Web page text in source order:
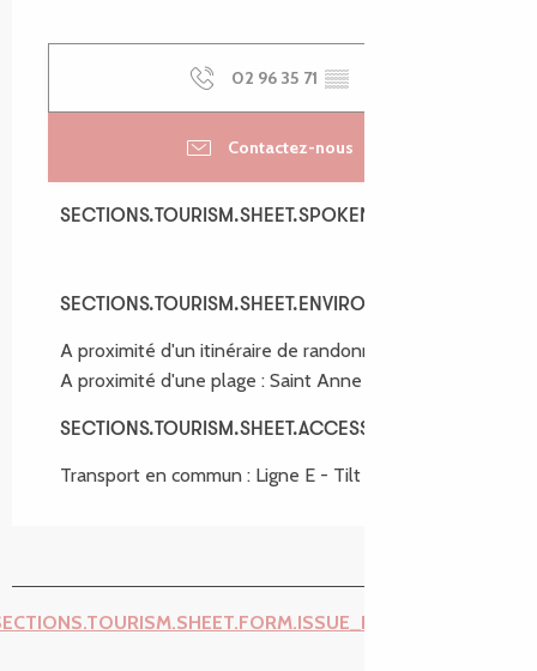
02 96 35 71 ▒▒
Contactez-nous
SECTIONS.TOURISM.SHEET.SPOKEN_LANGUAGES
SECTIONS.TOURISM.SHEET.SPOKEN_LANGUAGES
SECTIONS.TOURISM.SHEET.ENVIRONMENT
SECTIONS.TOURISM.SHEET.ENVIRONMENT
A proximité d'un itinéraire de randonnée :
A proximité d'une plage : Saint Anne
SECTIONS.TOURISM.SHEET.ACCESS
SECTIONS.TOURISM.SHEET.ACCESS
Transport en commun : Ligne E - Tilt